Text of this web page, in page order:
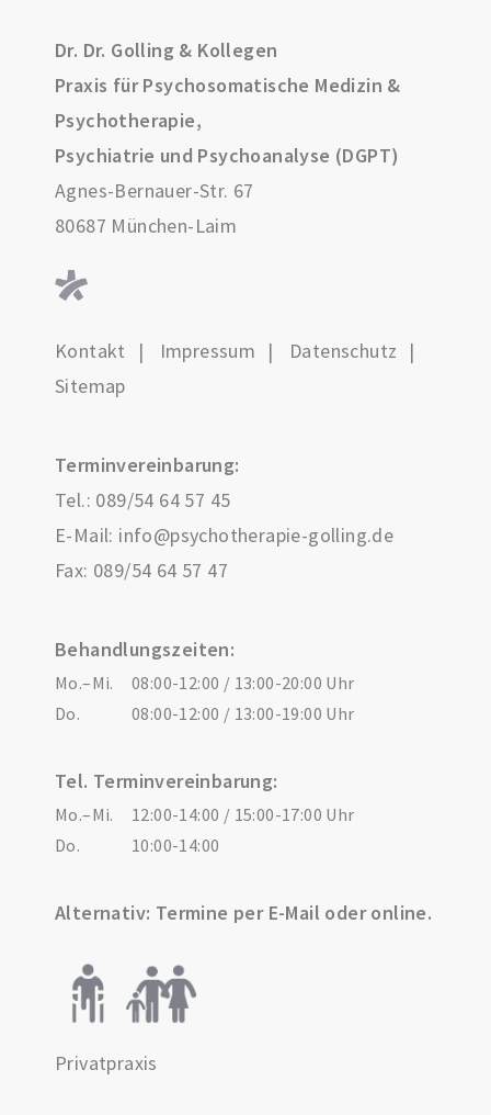
Dr. Dr. Golling & Kollegen
Praxis für Psychosomatische Medizin &
Psychotherapie,
Psychiatrie und Psychoanalyse (DGPT)
Agnes-Bernauer-Str. 67
80687 München-Laim
Kontakt Impressum
Datenschutz
Sitemap
Terminvereinbarung:
Tel.: 089/54 64 57 45
E-Mail: info@psychotherapie-golling.de
Fax: 089/54 64 57 47
Behandlungszeiten:
Mo.–Mi.
08:00-12:00 / 13:00-20:00 Uhr
Do.
08:00-12:00 / 13:00-19:00 Uhr
Tel. Terminvereinbarung:
Mo.–Mi.
12:00-14:00 / 15:00-17:00 Uhr
Do.
10:00-14:00
Alternativ: Termine per E-Mail oder online.
Privatpraxis